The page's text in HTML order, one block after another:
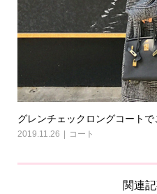
グレンチェックロングコートで
2019.11.26 コート
関連